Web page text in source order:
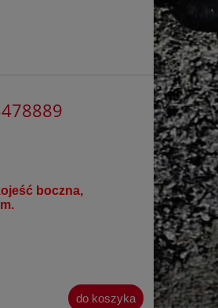
boczna,
.
do koszyka